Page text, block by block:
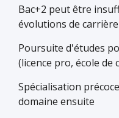
Bac+2 peut être
évolutions de carrière
Poursuite d'études
(licence pro, école de
Spécialisation
domaine ensuite